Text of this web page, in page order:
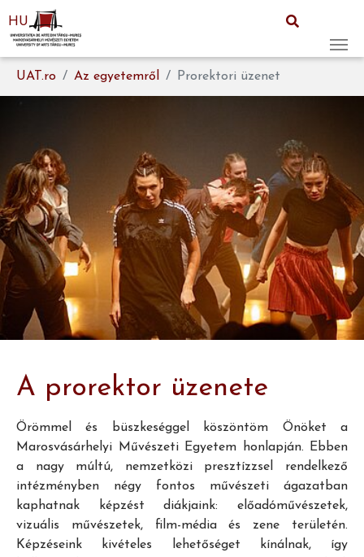
HU
UAT.ro
Az egyetemről Prorektori üzenet
A prorektor üzenete
Örömmel és büszkeséggel köszöntöm Önöket a
Marosvásárhelyi Művészeti Egyetem honlapján. Ebben
a nagy múltú, nemzetközi presztízzsel rendelkező
intézményben négy fontos művészeti ágazatban
kaphatnak képzést diákjaink: előadóművészetek,
vizuális művészetek, film-média és zene területén.
Képzéseink kivételes lehetőséget kínálnak, így